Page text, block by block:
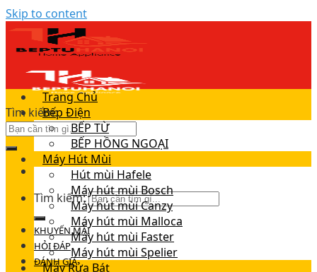
Skip to content
Tìm kiếm:
Tìm kiếm:
KHUYẾN MÃI
HỎI ĐÁP
ĐÁNH GIÁ
Trang Chủ
Bếp Điện
BẾP TỪ
BẾP HỒNG NGOẠI
Máy Hút Mùi
Hút mùi Hafele
Máy hút mùi Bosch
Máy hút mùi Canzy
Máy hút mùi Malloca
Máy hút mùi Faster
Máy hút mùi Spelier
Máy Rửa Bát